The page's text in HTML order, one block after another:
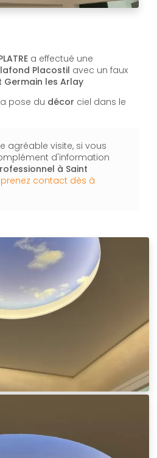
a effectué une
Placostil avec un faux
Germain les Arlay
pose du décor ciel dans le
agréable visite, si vous
d'information
à Saint
prenez contact dès à